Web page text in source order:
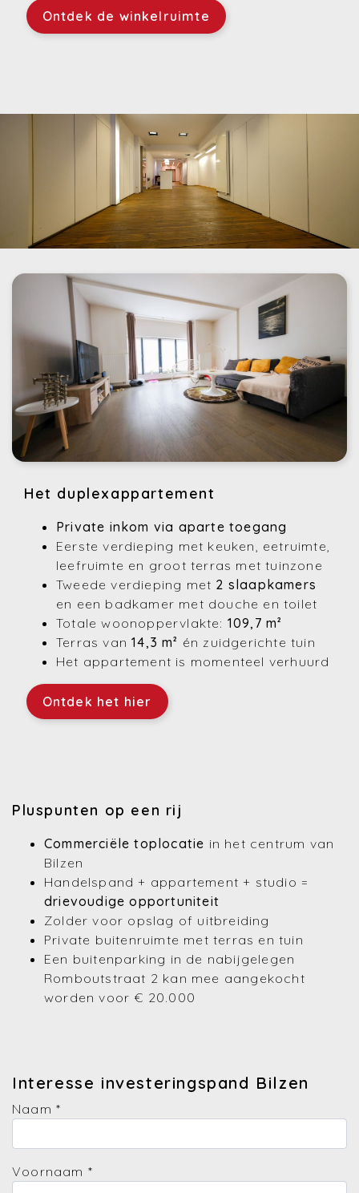
Ontdek de winkelruimte
Het duplexappartement
Private inkom via aparte toegang
Eerste verdieping met keuken, eetruimte,
leefruimte en groot terras met tuinzone
Tweede verdieping met 2 slaapkamers
en een badkamer met douche en toilet
Totale woonoppervlakte: 109,7 m²
Terras van14,3 m² én zuidgerichte tuin
Het appartement is momenteel verhuurd
Ontdek het hier
Pluspunten op een rij
Commerciële toplocatie in het centrum van
Bilzen
Handelspand + appartement + studio =
drievoudige opportuniteit
Zolder voor opslag of uitbreiding
Private buitenruimte met terras en tuin
Een buitenparking in de nabijgelegen
Romboutstraat 2 kan mee aangekocht
worden voor € 20.000
Interesse investeringspand Bilzen
Naam *
Voornaam *